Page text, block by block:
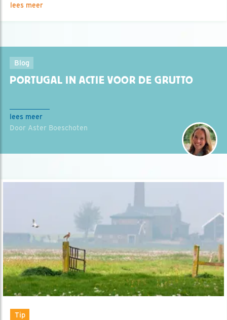
lees meer
Blog
PORTUGAL IN ACTIE VOOR DE GRUTTO
lees meer
Door Aster Boeschoten
Tip